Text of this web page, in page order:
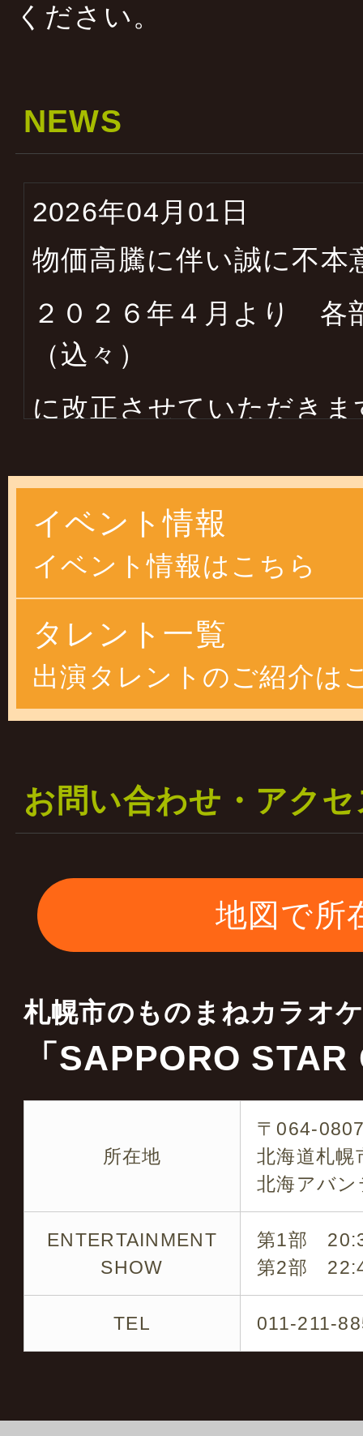
ください。
NEWS
2026年04月01日
物価高騰に伴い誠に不本
２０２６年４月より
（込々）
に改正させていただき
2025年03月14日
２０２５年４月より物
恐縮ですが
価格改正させていただ
一部の料金は据え置き
二部の料金を￥５００
します
ご理解宜しくお願いい
2023年01月17日
当店はキャスティング
全国各地 ものまね・お
各タレントのキャステ
企業パーティー・結婚
の周年など
※ 是非お気軽にお問い
キャスティング実績の一
イベント情報
イベント情報はこちら
タレント一覧
出演タレントのご紹介は
お問い合わせ・アク
地図で所
札幌市のものまねカラオ
「SAPPORO
所在地
〒064-
北海道札幌
北海アバ
ENTERTAINMENT
SHOW
第1部
第2部
TEL 011-211-